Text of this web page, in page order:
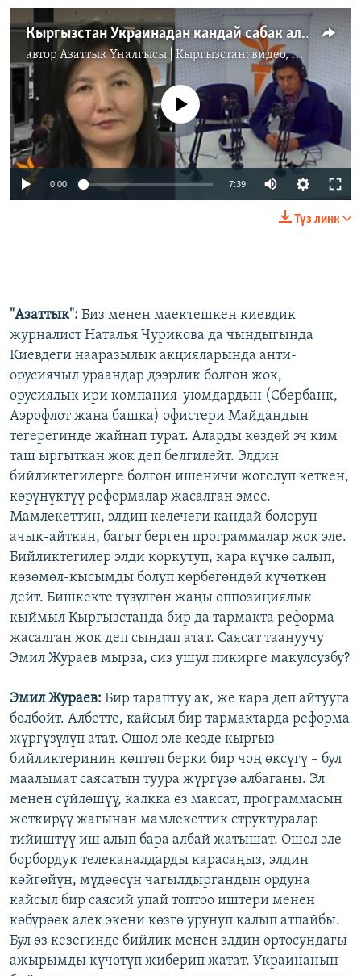
Кыргызстан Украинадан кандай сабак алат?
авторАзаттык Үналгысы | Кыргызстан: видео, фото, кабарлар
No media source currently available
0:00 7:39
Түз линк
"Азаттык": Биз менен маектешкен киевдик
журналист Наталья Чурикова да чындыгында
Киевдеги нааразылык акцияларында анти-
орусиячыл ураандар дээрлик болгон жок,
орусиялык ири компания-уюмдардын (Сбербанк,
Аэрофлот жана башка) офистери Майдандын
тегерегинде жайнап турат. Аларды көздөй эч ким
таш ыргыткан жок деп белгилейт. Элдин
бийликтегилерге болгон ишеничи жоголуп кеткен,
көрүнүктүү реформалар жасалган эмес.
Мамлекеттин, элдин келечеги кандай болорун
ачык-айткан, багыт берген программалар жок эле.
Бийликтегилер элди коркутуп, кара күчкө салып,
көзөмөл-кысымды болуп көрбөгөндөй күчөткөн
дейт. Бишкекте түзүлгөн жаңы оппозициялык
кыймыл Кыргызстанда бир да тармакта реформа
жасалган жок деп сындап атат. Саясат таануучу
Эмил Жураев мырза, сиз ушул пикирге макулсузбу?
Эмил Жураев: Бир тараптуу ак, же кара деп айтууга
болбойт. Албетте, кайсыл бир тармактарда реформа
жүргүзүлүп атат. Ошол эле кезде кыргыз
бийликтеринин көптөп берки бир чоң өксүгү – бул
маалымат саясатын туура жүргүзө албаганы. Эл
менен сүйлөшүү, калкка өз максат, программасын
жеткирүү жагынан мамлекеттик структуралар
тийиштүү иш алып бара албай жатышат. Ошол эле
борбордук телеканалдарды карасаңыз, элдин
көйгөйүн, мүдөөсүн чагылдыргандын ордуна
кайсыл бир саясий упай топтоо иштери менен
көбүрөөк алек экени көзгө урунуп калып атпайбы.
Бул өз кезегинде бийлик менен элдин ортосундагы
ажырымды күчөтүп жиберип жатат. Украинанын